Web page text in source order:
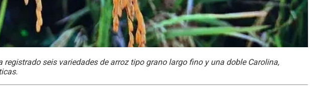
registrado seis variedades de arroz tipo grano largo fino y una doble Carolina,